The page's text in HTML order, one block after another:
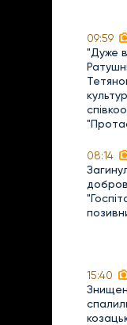
09:59
"Дуже
08:14
15:40